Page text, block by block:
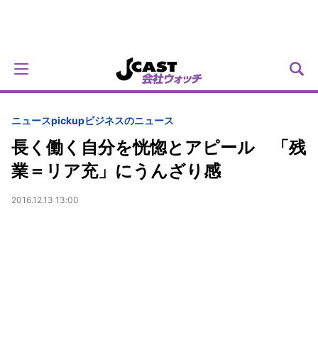
ニュースpickupビジネスのニュース
長く働く自分を恍惚とアピール 「残
業＝リア充」にうんざり感
2016.12.13 13:00